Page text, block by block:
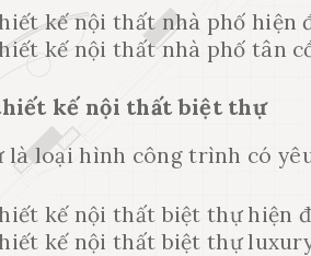
kế nội thất nhà phố hiện
kế nội thất nhà phố tân
kế nội thất biệt thự
là loại hình công trình có
kế nội thất biệt thự hiện
kế nội thất biệt thự